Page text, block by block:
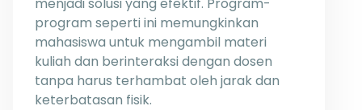
program seperti ini memungkinkan
mahasiswa untuk mengambil materi
kuliah dan berinteraksi dengan dosen
tanpa harus terhambat oleh jarak dan
keterbatasan fisik.